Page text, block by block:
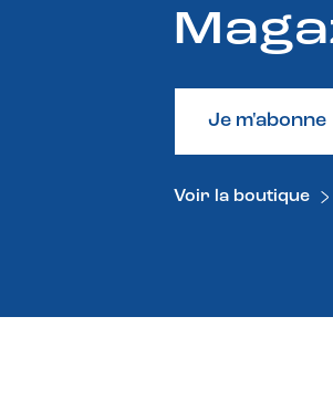
Je m'abonne
Voir la boutique